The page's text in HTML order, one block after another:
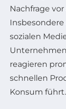
Nachfrage
Insbesondere
sozialen
reagieren
schnellen
Konsum führt.